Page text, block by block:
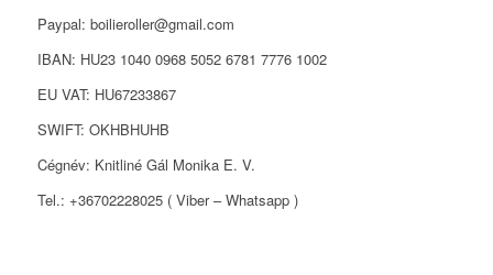
Paypal: boilieroller@gmail.com
IBAN: HU23 1040 0968 5052 6781 7776 1002
EU VAT: HU67233867
SWIFT: OKHBHUHB
Cégnév: Knitliné Gál Monika E. V.
Tel.: +36702228025 ( Viber – Whatsapp )